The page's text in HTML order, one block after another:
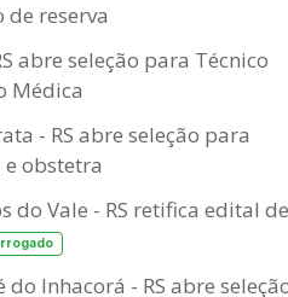
reserva
abre seleção para Técnico
Médica
- RS abre seleção para
obstetra
do Vale - RS retifica edital de
do Inhacorá - RS abre